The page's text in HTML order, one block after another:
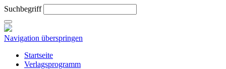
Suchbegriff
Navigation überspringen
Startseite
Verlagsprogramm